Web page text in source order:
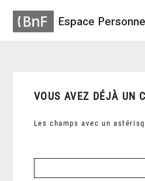
Espace
VOUS AVEZ DÉJÀ UN
Les champs avec un